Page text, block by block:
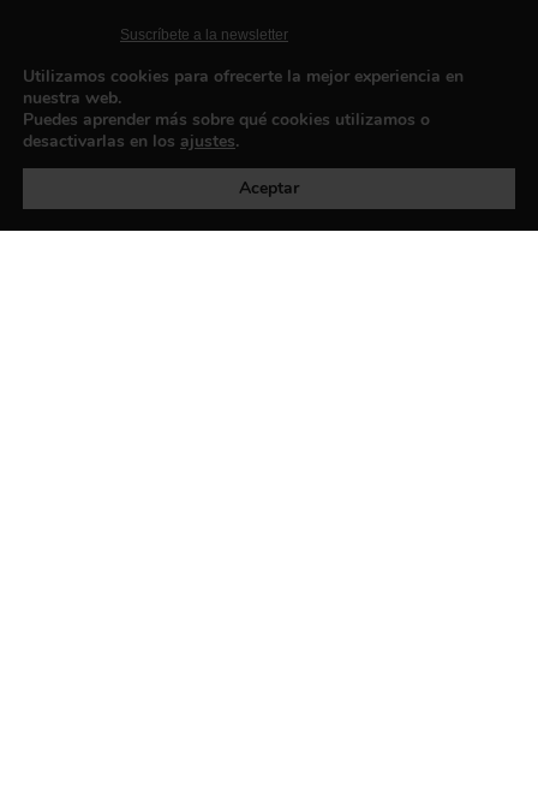
Suscríbete a la newsletter
Política de privacidad
Utilizamos cookies para ofrecerte la mejor experiencia en
nuestra web.
Puedes aprender más sobre qué cookies utilizamos o
desactivarlas en los ajustes.
Aceptar